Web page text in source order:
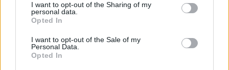
not limited to your visit or usage behaviour. You may click to
grant or deny consent to Google and its third-party tags to
use your data for below specified purposes in below Google
consent section.
I want to opt-out of the Sharing of my
personal data.
Opted In
I want to opt-out of the Sale of my
Personal Data.
Opted In
Σκάβουν στην κοίτη του ποταμού –
Αγωνιώδεις έρευνες για την οικογένεια στη
Μεσαρά